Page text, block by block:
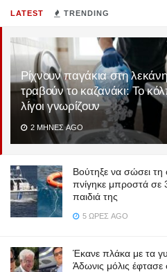
LATEST TRENDING
Ρίχνουν παγάκια στη
τραβούν το καζανάκι: Το
λίγοι γνωρίζουν
2 ΜΉΝΕΣ AGO
Βούτηξε να σώσει τη
πνίγηκε μπροστά σε
παιδιά της
5 ΏΡΕΣ AGO
Έκανε πλάκα με τα
Άδωνις μόλις έφτασε